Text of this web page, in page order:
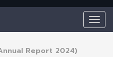
Report 2024)